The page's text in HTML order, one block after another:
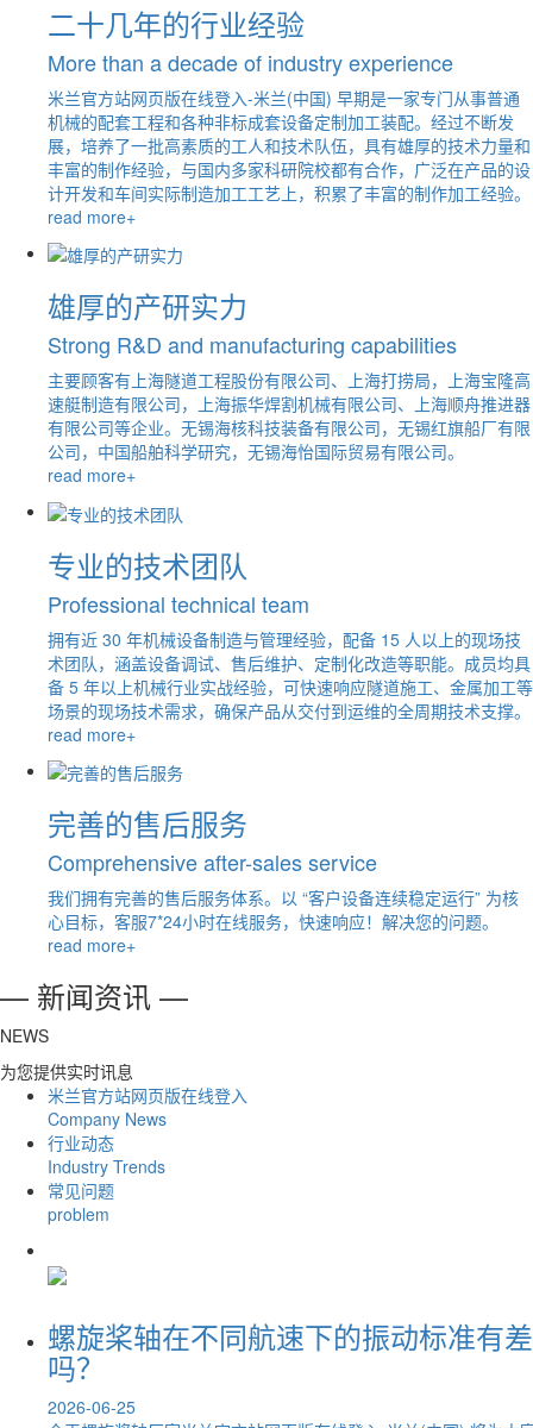
二十几年的行业经验
More than a decade of industry experience
米兰官方站网页版在线登入-米兰(中国) 早期是一家专门从事普通
机械的配套工程和各种非标成套设备定制加工装配。经过不断发
展，培养了一批高素质的工人和技术队伍，具有雄厚的技术力量和
丰富的制作经验，与国内多家科研院校都有合作，广泛在产品的设
计开发和车间实际制造加工工艺上，积累了丰富的制作加工经验。
read more+
雄厚的产研实力
Strong R&D and manufacturing capabilities
主要顾客有上海隧道工程股份有限公司、上海打捞局，上海宝隆高
速艇制造有限公司，上海振华焊割机械有限公司、上海顺舟推进器
有限公司等企业。无锡海核科技装备有限公司，无锡红旗船厂有限
公司，中国船舶科学研究，无锡海怡国际贸易有限公司。
read more+
专业的技术团队
Professional technical team
拥有近 30 年机械设备制造与管理经验，配备 15 人以上的现场技
术团队，涵盖设备调试、售后维护、定制化改造等职能。成员均具
备 5 年以上机械行业实战经验，可快速响应隧道施工、金属加工等
场景的现场技术需求，确保产品从交付到运维的全周期技术支撑。
read more+
完善的售后服务
Comprehensive after-sales service
我们拥有完善的售后服务体系。以 “客户设备连续稳定运行” 为核
心目标，客服7*24小时在线服务，快速响应！解决您的问题。
read more+
— 新闻资讯 —
NEWS
为您提供实时讯息
米兰官方站网页版在线登入
Company News
行业动态
Industry Trends
常见问题
problem
螺旋桨轴在不同航速下的振动标准有
吗？
2026-06-25